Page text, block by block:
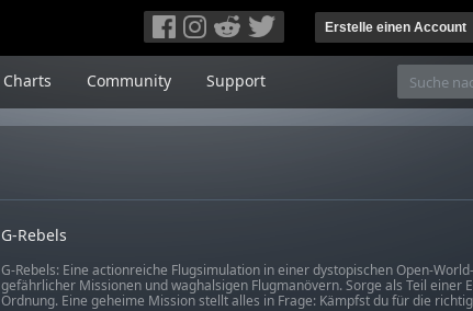
Erstelle einen Account
Charts Community Support
G-Rebels
G-Rebels: Eine actionreiche Flugsimulation in einer dystopischen Open-
gefährlicher Missionen und waghalsigen Flugmanövern. Sorge als Teil einer
Ordnung. Eine geheime Mission stellt alles in Frage: Kämpfst du für die